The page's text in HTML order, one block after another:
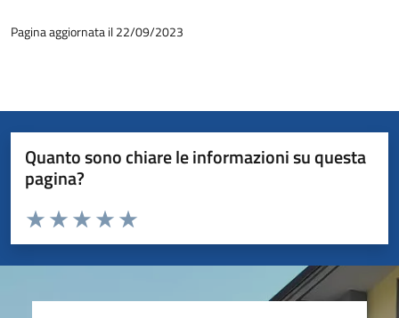
Pagina aggiornata il 22/09/2023
Quanto sono chiare le informazioni su questa
pagina?
Valuta da 1 a 5 stelle la pagina
Valuta 5 stelle su 5
Valuta 4 stelle su 5
Valuta 3 stelle su 5
Valuta 2 stelle su 5
Valuta 1 stelle su 5